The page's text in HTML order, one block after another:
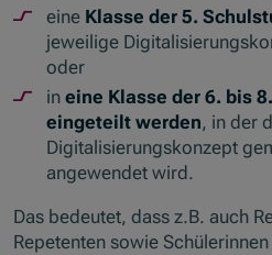
eine Klasse der 5.
jeweilige
oder
in eine Klasse der 6. bis
eingeteilt werden, in der
Digitalisierungskonzept
angewendet wird.
Das bedeutet, dass z.B. auch
Repetenten sowie